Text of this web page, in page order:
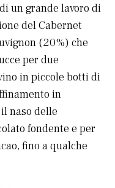
un grande lavoro di
del Cabernet
(20%) che
per due
in piccole botti di
in
naso delle
fondente e per
fino a qualche